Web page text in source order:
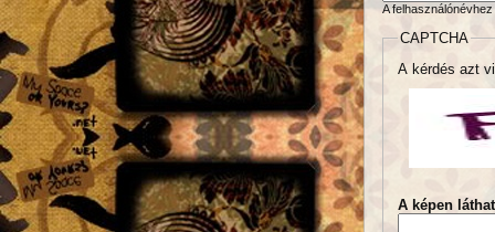
A
CAPTCHA
A kérdés azt
A képen